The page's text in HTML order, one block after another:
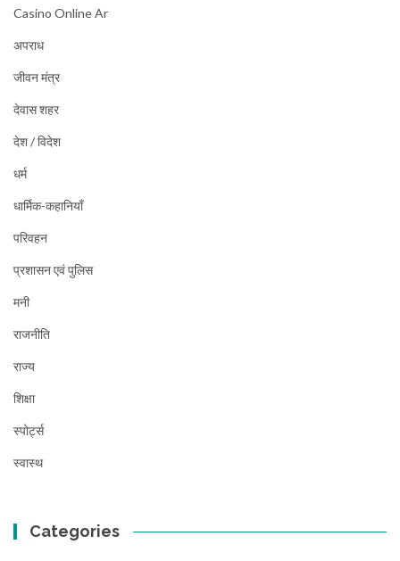
Casino Online Ar
अपराध
जीवन मंत्र
देवास शहर
देश / विदेश
धर्म
धार्मिक-कहानियाँ
परिवहन
प्रशासन एवं पुलिस
मनी
राजनीति
राज्य
शिक्षा
स्पोर्ट्स
स्वास्थ
Categories